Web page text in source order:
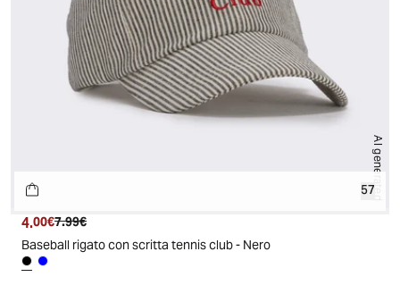
AI generated
57
Prezzo attuale
4.00€ Prezzo originale
7.99€
Baseball rigato con scritta tennis club - Nero